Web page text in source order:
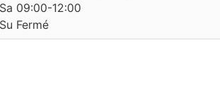
Sa 09:00-12:00
Su Fermé